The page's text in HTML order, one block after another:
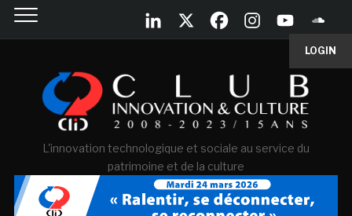
LOGIN
L'innovation technologique et sociale au service du
patrimoine et de la culture